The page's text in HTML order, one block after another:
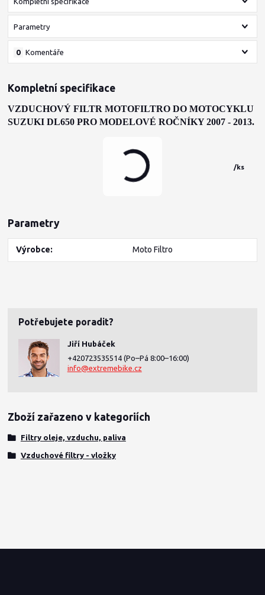
/ks
Parametry
Komentáře
0
Kompletní specifikace
VZDUCHOVÝ FILTR MOTOFILTRO DO MOTOCYKLU
SUZUKI DL650 PRO MODELOVÉ ROČNÍKY 2007 - 2013.
Parametry
Výrobce Moto Filtro
Potřebujete poradit?
Jiří Hubáček
+420723535514 (Po–Pá 8:00–16:00)
info@extremebike.cz
Zboží zařazeno v kategoriích
Filtry oleje, vzduchu, paliva
Vzduchové filtry - vložky